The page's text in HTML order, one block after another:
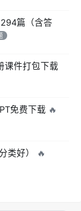
篇（含答
课件打包下载
免费下载 🔥
类好） 🔥